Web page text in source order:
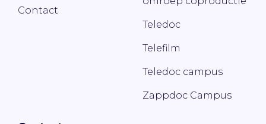
Contact
Teledoc
Telefilm
Teledoc campus
Zappdoc Campus